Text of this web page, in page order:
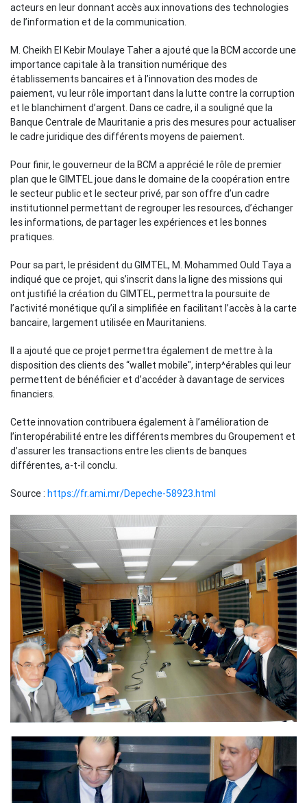
acteurs en leur donnant accès aux innovations des technologies
de l’information et de la communication.
M. Cheikh El Kebir Moulaye Taher a ajouté que la BCM accorde une
importance capitale à la transition numérique des
établissements bancaires et à l’innovation des modes de
paiement, vu leur rôle important dans la lutte contre la corruption
et le blanchiment d’argent. Dans ce cadre, il a souligné que la
Banque Centrale de Mauritanie a pris des mesures pour actualiser
le cadre juridique des différents moyens de paiement.
Pour finir, le gouverneur de la BCM a apprécié le rôle de premier
plan que le GIMTEL joue dans le domaine de la coopération entre
le secteur public et le secteur privé, par son offre d’un cadre
institutionnel permettant de regrouper les resources, d’échanger
les informations, de partager les expériences et les bonnes
pratiques.
Pour sa part, le président du GIMTEL, M. Mohammed Ould Taya a
indiqué que ce projet, qui s’inscrit dans la ligne des missions qui
ont justifié la création du GIMTEL, permettra la poursuite de
l’activité monétique qu’il a simplifiée en facilitant l’accès à la carte
bancaire, largement utilisée en Mauritaniens.
Il a ajouté que ce projet permettra également de mettre à la
disposition des clients des “wallet mobile", interp^érables qui leur
permettent de bénéficier et d’accéder à davantage de services
financiers.
Cette innovation contribuera également à l’amélioration de
l’interopérabilité entre les différents membres du Groupement et
d’assurer les transactions entre les clients de banques
différentes, a-t-il conclu.
Source : https://fr.ami.mr/Depeche-58923.html